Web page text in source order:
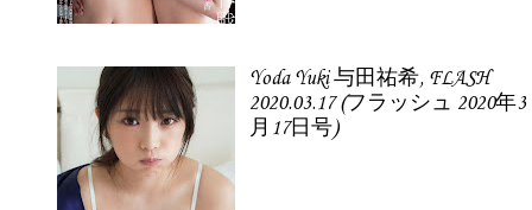
Yoda Yuki 与田祐希, FLASH
2020.03.17 (フラッシュ 2020年3
月17日号)